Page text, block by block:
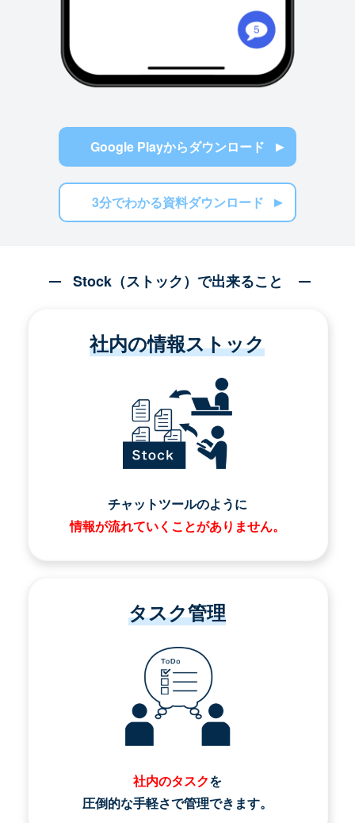
Google Playからダウンロード
3分でわかる資料ダウンロード
Stock（ストック）で出来ること
社内の情報ストック
チャットツールのように
情報が流れていくことがありません。
タスク管理
社内のタスクを
圧倒的な手軽さで管理できます。